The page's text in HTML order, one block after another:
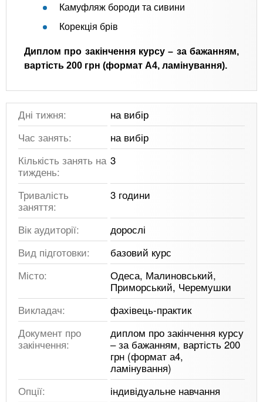
Камуфляж бороди та сивини
Корекція брів
Диплом про закінчення курсу – за бажанням,
вартість 200 грн (формат А4, ламінування).
Дні тижня:
на вибір
Час занять:
на вибір
Кількість занять на
тиждень:
3
Тривалість
заняття:
3 години
Вік аудиторії:
дорослі
Вид підготовки:
базовий курс
Місто:
Одеса, Малиновський,
Приморський, Черемушки
Викладач:
фахівець-практик
Документ про
закінчення:
диплом про закінчення курсу
– за бажанням, вартість 200
грн (формат а4,
ламінування)
Опції:
індивідуальне навчання